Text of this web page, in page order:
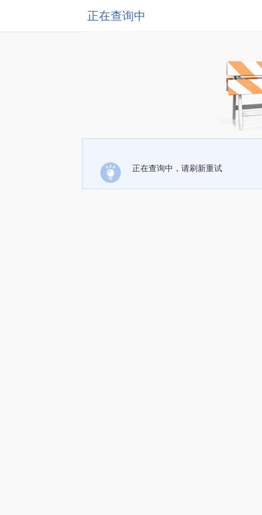
正在查询中
正在查询中，请刷新重试